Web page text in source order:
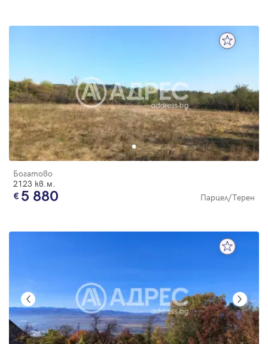
Богатово
2123 кв.м.
5 880 Парцел/Терен